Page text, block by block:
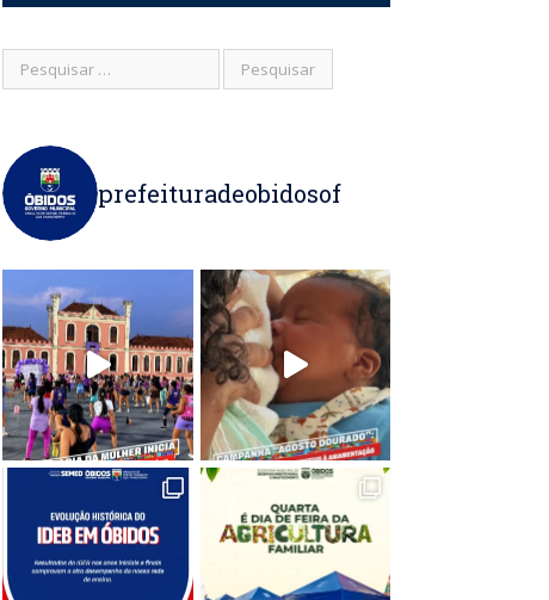
prefeituradeobidosof